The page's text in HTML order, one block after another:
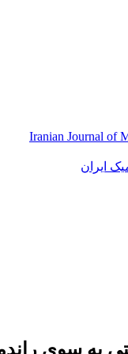
Iranian Journal of
ایران
به سوی